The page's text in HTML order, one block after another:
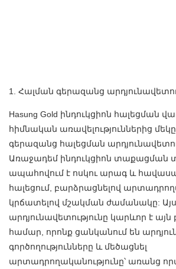
1. Հալման գերազանց
Hasung Gold ինդուկցիոն հալեցման
հիմնական առավելություններից
գերազանց հալեցման
Առաջադեմ ինդուկցիոն տաքացման
ապահովում է ոսկու արագ և
հալեցում, բարձրացնելով
կրճատելով մշակման ժամանակը: Այս
արդյունավետությունը կարևոր է այն
համար, որոնք ցանկանում են
գործողությունները և մեծացնել
արտադրողականությունը՝ առանց